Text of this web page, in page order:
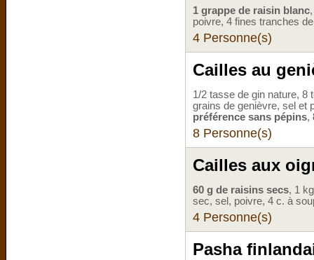
1 grappe de raisin blanc
poivre, 4 fines tranches
4 Personne(s)
Cailles au
1/2 tasse de gin nature, 8
grains de genièvre, sel et
préférence sans pépins,
8 Personne(s)
Cailles aux
60 g de raisins secs, 1
sec, sel, poivre, 4 c. à
4 Personne(s)
Pasha